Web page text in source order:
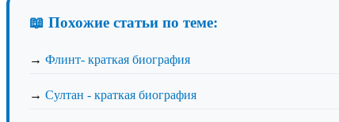
📖 Похожие статьи по теме:
→ Флинт- краткая биография
→ Султан - краткая биография